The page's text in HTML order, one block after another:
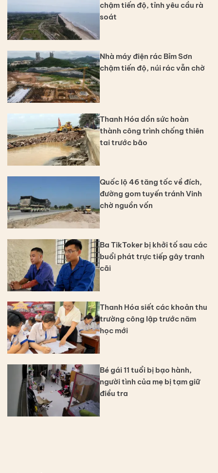
chậm tiến độ, tỉnh yêu cầu rà
soát
Nhà máy điện rác Bỉm Sơn
chậm tiến độ, núi rác vẫn chờ
Thanh Hóa dồn sức hoàn
thành công trình chống thiên
tai trước bão
Quốc lộ 46 tăng tốc về đích,
đường gom tuyến tránh Vinh
chờ nguồn vốn
Ba TikToker bị khởi tố sau các
buổi phát trực tiếp gây tranh
cãi
Thanh Hóa siết các khoản thu
trường công lập trước năm
học mới
Bé gái 11 tuổi bị bạo hành,
người tình của mẹ bị tạm giữ
điều tra